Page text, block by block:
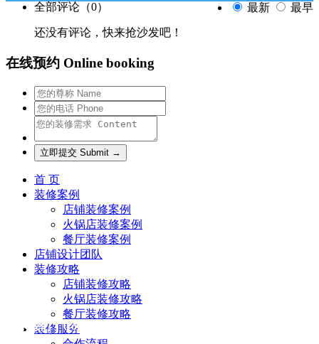
全部评论（0） 最新 最早
还没有评论，快来抢沙发吧！
在线预约 Online booking
首 页
装修案例
店铺装修案例
火锅店装修案例
餐厅装修案例
店铺设计团队
装修攻略
店铺装修攻略
火锅店装修攻略
餐厅装修攻略
装修服务
联系我们 Contact us